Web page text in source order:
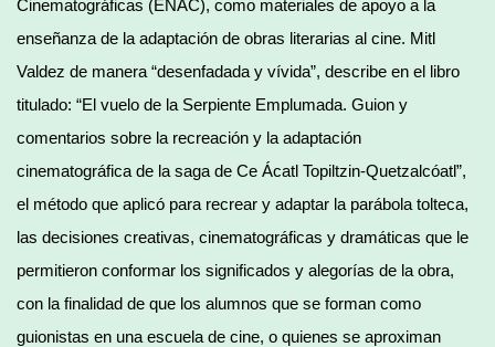
Cinematográficas (ENAC), como materiales de apoyo a la
enseñanza de la adaptación de obras literarias al cine. Mitl
Valdez de manera “desenfadada y vívida”, describe en el libro
titulado: “El vuelo de la Serpiente Emplumada. Guion y
comentarios sobre la recreación y la adaptación
cinematográfica de la saga de Ce Ácatl Topiltzin-Quetzalcóatl”,
el método que aplicó para recrear y adaptar la parábola tolteca,
las decisiones creativas, cinematográficas y dramáticas que le
permitieron conformar los significados y alegorías de la obra,
con la finalidad de que los alumnos que se forman como
guionistas en una escuela de cine, o quienes se aproximan